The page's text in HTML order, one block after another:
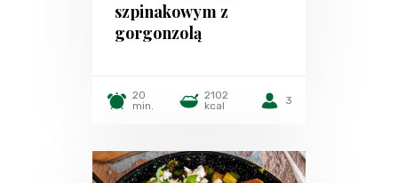
szpinakowym z
gorgonzolą
20
min.
2102
kcal
3